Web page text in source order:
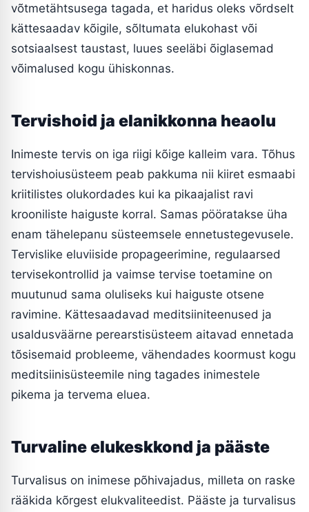
võtmetähtsusega tagada, et haridus oleks võrdselt
kättesaadav kõigile, sõltumata elukohast või
sotsiaalsest taustast, luues seeläbi õiglasemad
võimalused kogu ühiskonnas.
Tervishoid ja elanikkonna heaolu
Inimeste tervis on iga riigi kõige kalleim vara. Tõhus
tervishoiusüsteem peab pakkuma nii kiiret esmaabi
kriitilistes olukordades kui ka pikaajalist ravi
krooniliste haiguste korral. Samas pööratakse üha
enam tähelepanu süsteemsele ennetustegevusele.
Tervislike eluviiside propageerimine, regulaarsed
tervisekontrollid ja vaimse tervise toetamine on
muutunud sama oluliseks kui haiguste otsene
ravimine. Kättesaadavad meditsiiniteenused ja
usaldusväärne perearstisüsteem aitavad ennetada
tõsisemaid probleeme, vähendades koormust kogu
meditsiinisüsteemile ning tagades inimestele
pikema ja tervema eluea.
Turvaline elukeskkond ja pääste
Turvalisus on inimese põhivajadus, milleta on raske
rääkida kõrgest elukvaliteedist. Pääste ja turvalisus